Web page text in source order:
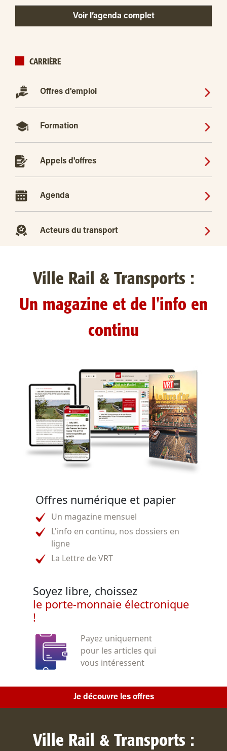
Voir l’agenda complet
CARRIÈRE
Offres d'emploi
Formation
Appels d'offres
Agenda
Acteurs du transport
Ville Rail & Transports :
Un magazine et de l'info en
continu
Offres numérique et papier
Un magazine mensuel
L'info en continu, nos dossiers en
ligne
La Lettre de VRT
Soyez libre, choissez
le porte-monnaie électronique
!
Payez uniquement
pour les articles qui
vous intéressent
Je découvre les offres
Ville Rail & Transports :